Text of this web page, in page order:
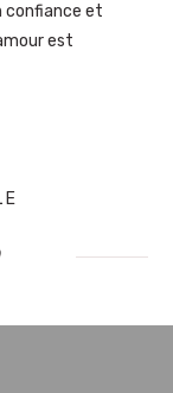
confiance et
est